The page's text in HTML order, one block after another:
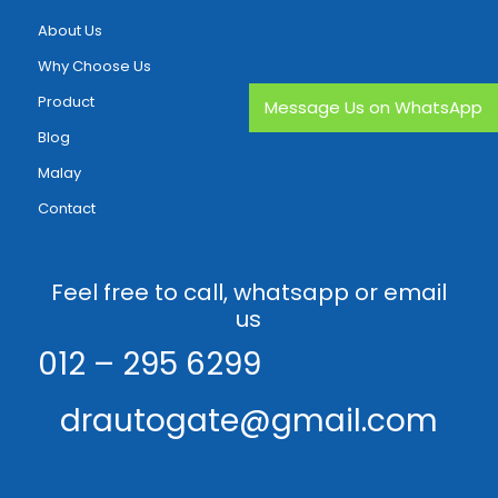
About Us
Why Choose Us
Product
Blog
Malay
Contact
Feel free to call, whatsapp or email
us
012 – 295 6299
drautogate@gmail.com
Message Us on WhatsApp